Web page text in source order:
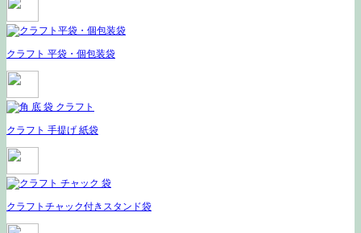
クラフト 平袋・個包装袋
クラフト 手提げ 紙袋
クラフトチャック付きスタンド袋